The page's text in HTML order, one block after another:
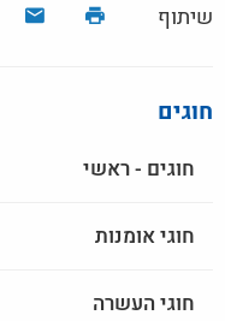
שיתוף
חוגים
חוגים - ראשי
חוגי אומנות
חוגי העשרה